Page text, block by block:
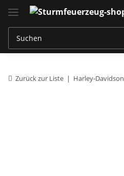
Zurück zur Liste Harley-Davidson